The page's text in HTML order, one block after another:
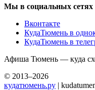
Мы в социальных сетях
Вконтакте
КудаТюмень в
КудаТюмень в
Афиша Тюмень — куда
© 2013–2026
кудатюмень.ру |